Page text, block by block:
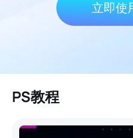
立即使
PS教程